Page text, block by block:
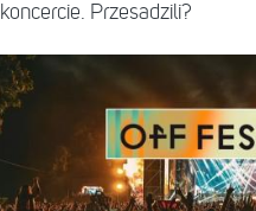
koncercie. Przesadzili?